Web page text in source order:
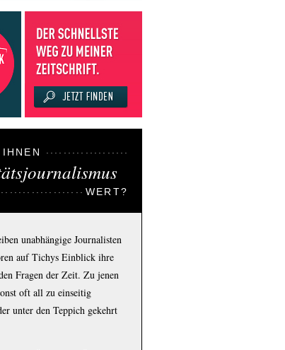
WERT?
unabhängige Journalisten
auf Tichys Einblick ihre
Fragen der Zeit. Zu jenen
oft all zu einseitig
unter den Teppich gekehrt